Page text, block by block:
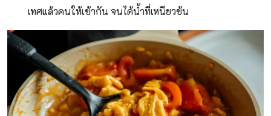
เทศแล้วคนให้เข้ากัน จนได้น้ำที่เหนียวข้น